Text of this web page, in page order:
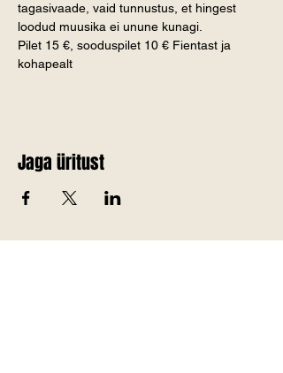
tagasivaade, vaid tunnustus, et hingest
loodud muusika ei unune kunagi.
Pilet 15 €, sooduspilet 10 € Fientast ja
kohapealt
Jaga üritust